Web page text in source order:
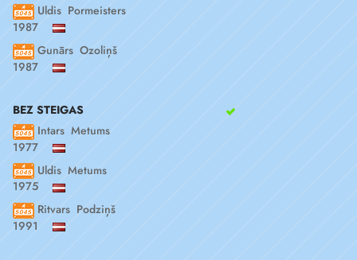
Uldis Pormeisters
1987
Gunārs Ozoliņš
1987
BEZ STEIGAS
Intars Metums
1977
Uldis Metums
1975
Ritvars Podziņš
1991